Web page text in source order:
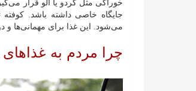
خوراکی مثل گردو یا آلو قرار
جایگاه خاصی داشته باشد.
می‌شود. این غذا برای مهمانی‌ها
چرا مردم به غذاهای